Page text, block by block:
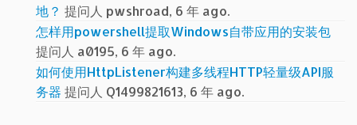
地？ 提问人 pwshroad, 6 年 ago.
怎样用powershell提取Windows自带应用的安装包
提问人 a0195, 6 年 ago.
如何使用HttpListener构建多线程HTTP轻量级API服
务器 提问人 Q1499821613, 6 年 ago.